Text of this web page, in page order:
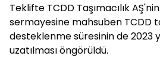
Teklifte TCDD Taşımacılık
sermayesine mahsuben TCDD
desteklenme süresinin de 2023
uzatılması öngörüldü.